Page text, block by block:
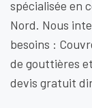
spécialisée en
Nord. Nous
besoins :
de gouttières
devis gratuit